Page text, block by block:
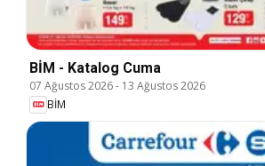
BİM - Katalog Cuma
07 Ağustos 2026- 13 Ağustos 2026
BİM